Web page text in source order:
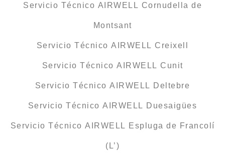
Servicio Técnico AIRWELL Cornudella de
Montsant
Servicio Técnico AIRWELL Creixell
Servicio Técnico AIRWELL Cunit
Servicio Técnico AIRWELL Deltebre
Servicio Técnico AIRWELL Duesaigües
Servicio Técnico AIRWELL Espluga de Francolí
(L’)